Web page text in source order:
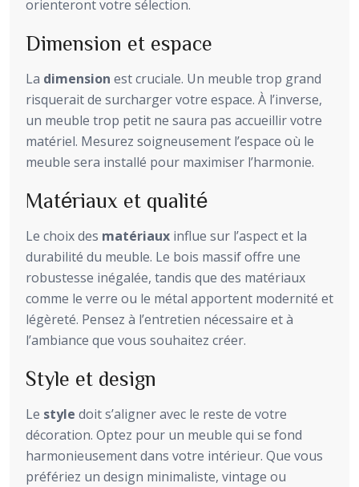
orienteront votre sélection.
Dimension et espace
La dimension est cruciale. Un meuble trop grand
risquerait de surcharger votre espace. À l’inverse,
un meuble trop petit ne saura pas accueillir votre
matériel. Mesurez soigneusement l’espace où le
meuble sera installé pour maximiser l’harmonie.
Matériaux et qualité
Le choix des matériaux influe sur l’aspect et la
durabilité du meuble. Le bois massif offre une
robustesse inégalée, tandis que des matériaux
comme le verre ou le métal apportent modernité et
légèreté. Pensez à l’entretien nécessaire et à
l’ambiance que vous souhaitez créer.
Style et design
Le style doit s’aligner avec le reste de votre
décoration. Optez pour un meuble qui se fond
harmonieusement dans votre intérieur. Que vous
préfériez un design minimaliste, vintage ou